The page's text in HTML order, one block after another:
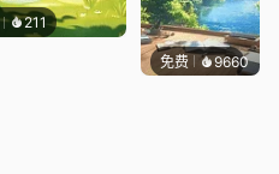
211
免费 9660叮叮